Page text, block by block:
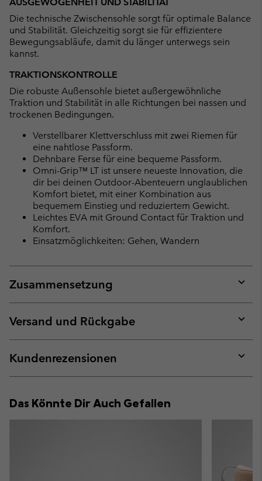
AUSGEWOGENHEIT UND STABILITÄT
Die technische Zwischensohle sorgt für optimale Balance
und Stabilität. Gleichzeitig sorgt sie für effizientere
Bewegungsabläufe, damit du länger unterwegs sein
kannst.
TRAKTIONSKONTROLLE
Die robuste Außensohle bietet außergewöhnliche
Traktion und Stabilität in alle Richtungen bei nassen und
trockenen Bedingungen.
Verstellbarer Klettverschluss mit zwei Riemen für
eine nahtlose Passform.
Dehnbare Ferse für eine bequeme Passform.
Omni-Grip™ LT ist unsere neueste Innovation, die
dir bei deinen Outdoor-Abenteuern unglaublichen
Komfort bietet, mit einer Kombination aus
bequemem Einstieg und reduziertem Gewicht.
Leichtes EVA mit Ground Contact für Traktion und
Komfort.
Einsatzmöglichkeiten: Gehen, Wandern
Zusammensetzung
or
Versand und Rückgabe
or
Kundenrezensionen
or
Das Könnte Dir Auch Gefallen